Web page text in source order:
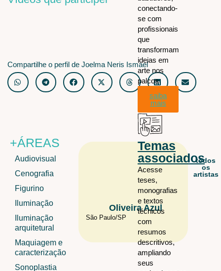
conectando-
se com
profissionais
que
transformam
ideias em
arte nos
palcos.
saiba
mais
Temas
associados
Acesse
teses,
monografias
e textos
técnicos
com
resumos
descritivos,
ampliando
seus
Compartilhe o perfil de Joelma Neris Ismael
+ÁREAS
Audiovisual
Cenografia
Figurino
Iluminação
Iluminação
arquitetural
Maquiagem e
caracterização
Sonoplastia
Oliveira Azul
São Paulo/SP
todos
os
artistas